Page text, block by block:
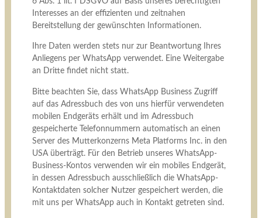
Interesses an der effizienten und zeitnahen
Bereitstellung der gewünschten Informationen.
Ihre Daten werden stets nur zur Beantwortung Ihres
Anliegens per WhatsApp verwendet. Eine Weitergabe
an Dritte findet nicht statt.
Bitte beachten Sie, dass WhatsApp Business Zugriff
auf das Adressbuch des von uns hierfür verwendeten
mobilen Endgeräts erhält und im Adressbuch
gespeicherte Telefonnummern automatisch an einen
Server des Mutterkonzerns Meta Platforms Inc. in den
USA überträgt. Für den Betrieb unseres WhatsApp-
Business-Kontos verwenden wir ein mobiles Endgerät,
in dessen Adressbuch ausschließlich die WhatsApp-
Kontaktdaten solcher Nutzer gespeichert werden, die
mit uns per WhatsApp auch in Kontakt getreten sind.